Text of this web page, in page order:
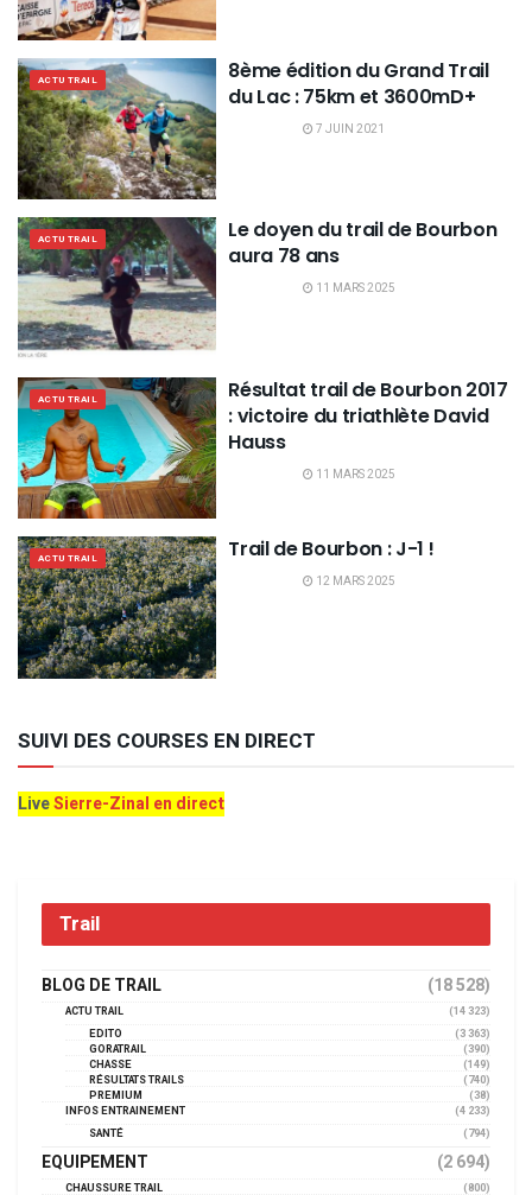
ACTU TRAIL
8ème édition du Grand Trail
du Lac : 75km et 3600mD+
7 JUIN 2021
ACTU TRAIL
Le doyen du trail de Bourbon
aura 78 ans
11 MARS 2025
ACTU TRAIL
Résultat trail de Bourbon 2017
: victoire du triathlète David
Hauss
11 MARS 2025
ACTU TRAIL Trail de Bourbon : J-1 !
12 MARS 2025
SUIVI DES COURSES EN DIRECT
LiveSierre-Zinal en direct
Trail
BLOG DE TRAIL (18 528)
ACTU TRAIL
(14 323)
EDITO
(3 363)
GORATRAIL
(390)
CHASSE
(149)
RÉSULTATS TRAILS
(740)
PREMIUM
(38)
INFOS ENTRAINEMENT
(4 233)
SANTÉ
(794)
EQUIPEMENT (2 694)
CHAUSSURE TRAIL
(800)